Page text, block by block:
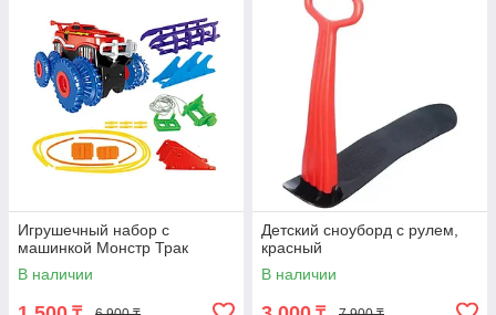
Игрушечный набор с
машинкой Монстр Трак
В наличии
Детский сноуборд с рулем,
красный
В наличии